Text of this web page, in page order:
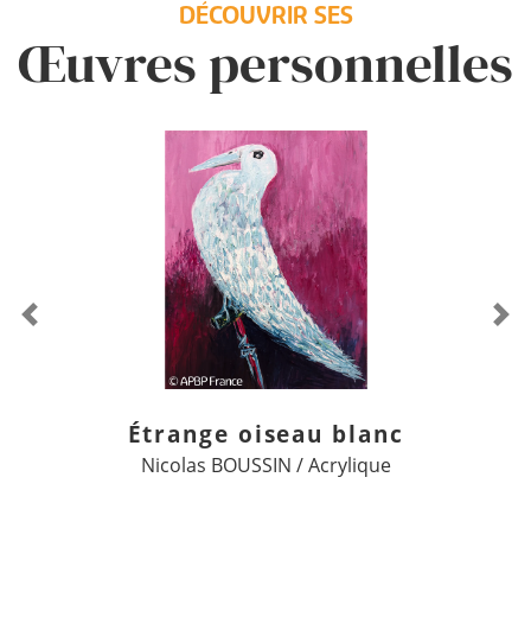
DÉCOUVRIR SES
Œuvres personnelles
Étrange oiseau blanc
Nicolas BOUSSIN / Acrylique
Previous